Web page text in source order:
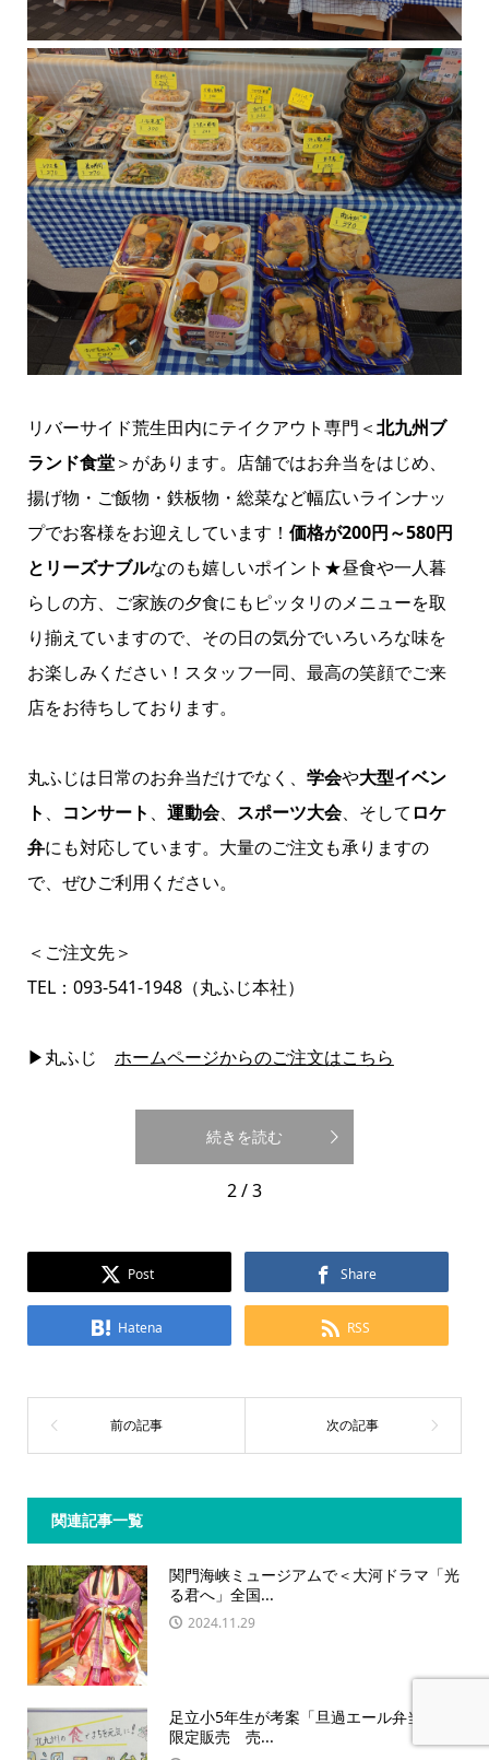
リバーサイド荒生田内にテイクアウト専門＜北九州ブ
ランド食堂＞があります。店舗ではお弁当をはじめ、
揚げ物・ご飯物・鉄板物・総菜など幅広いラインナッ
プでお客様をお迎えしています！ 価格が200円～580円
とリーズナブルなのも嬉しいポイント★昼食や一人暮
らしの方、ご家族の夕食にもピッタリのメニューを取
り揃えていますので、その日の気分でいろいろな味を
お楽しみください！スタッフ一同、最高の笑顔でご来
店をお待ちしております。
丸ふじは日常のお弁当だけでなく、 学会や大型イベン
ト 、 コンサート 、 運動会、 スポーツ大会、そして ロケ
弁にも対応しています。大量のご注文も承りますの
で、ぜひご利用ください。
＜ご注文先＞
TEL：093-541-1948（丸ふじ本社）
▶丸ふじ ホームページからのご注文はこちら
続きを読む
2 / 3
Post Share
Hatena RSS
関連記事一覧
関門海峡ミュージアムで＜大河ドラマ「光
る君へ」全国...
2024.11.29
足立小5年生が考案「旦過エール弁当」1日
限定販売 売...